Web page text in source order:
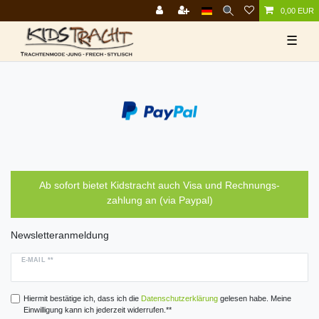
0,00 EUR
☰
Ab sofort bietet Kidstracht auch Visa und Rechnungs-
zahlung an (via Paypal)
Newsletteranmeldung
E-MAIL **
Hiermit bestätige ich, dass ich die Daten­schutz­erklärunggelesen habe. Meine
Einwilligung kann ich jederzeit widerrufen.**